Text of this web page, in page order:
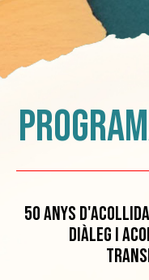
50 ANYS
DIÀLEG I